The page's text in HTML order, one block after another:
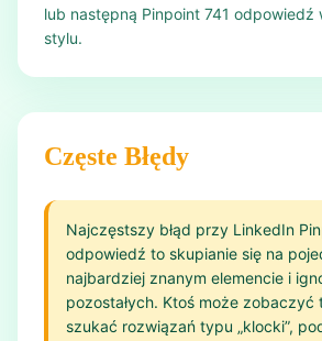
lub następną Pinpoint 741 odpowiedź
stylu.
Częste Błędy
Najczęstszy błąd przy LinkedIn
odpowiedź to skupianie się na
najbardziej znanym elemencie i
pozostałych. Ktoś może zobaczyć
szukać rozwiązań typu „klocki”,